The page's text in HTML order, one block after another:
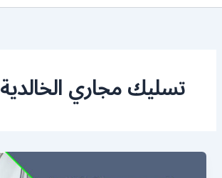
تسليك مجاري الخالدية